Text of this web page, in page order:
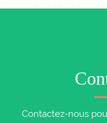
Contactez-nous